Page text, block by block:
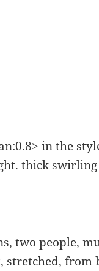
in the
thick
two people,
stretched,